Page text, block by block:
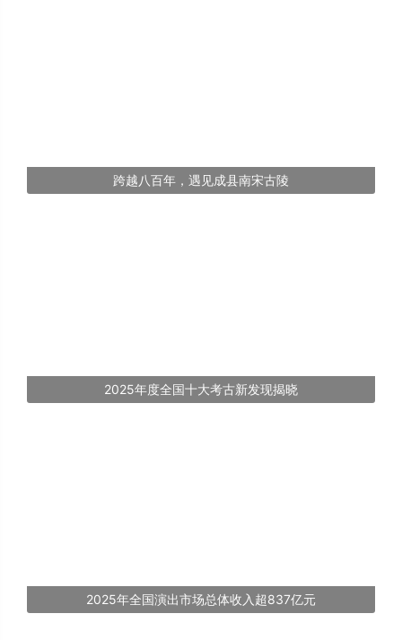
跨越八百年，遇见成县南宋古陵
2025年度全国十大考古新发现揭晓
2025年全国演出市场总体收入超837亿元